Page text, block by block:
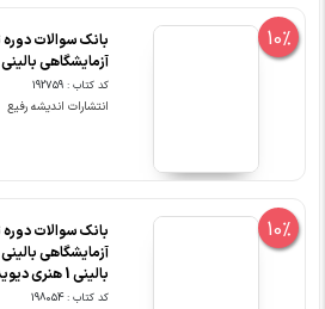
10%
بانک سوالات
آزمایشگاهی بالینی
کد کتاب : 192759
انتشارات اندیشه رفیع
10%
بانک سوالات
آزمایشگاهی
بالینی 1 هنری دیویدسون 2022 (ویرایش جدید)
کد کتاب : 198054